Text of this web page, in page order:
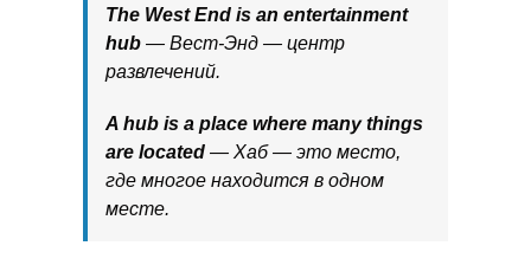
The West End is an entertainment
hub — Вест-Энд — центр
развлечений.
A hub is a place where many things
are located — Хаб — это место,
где многое находится в одном
месте.